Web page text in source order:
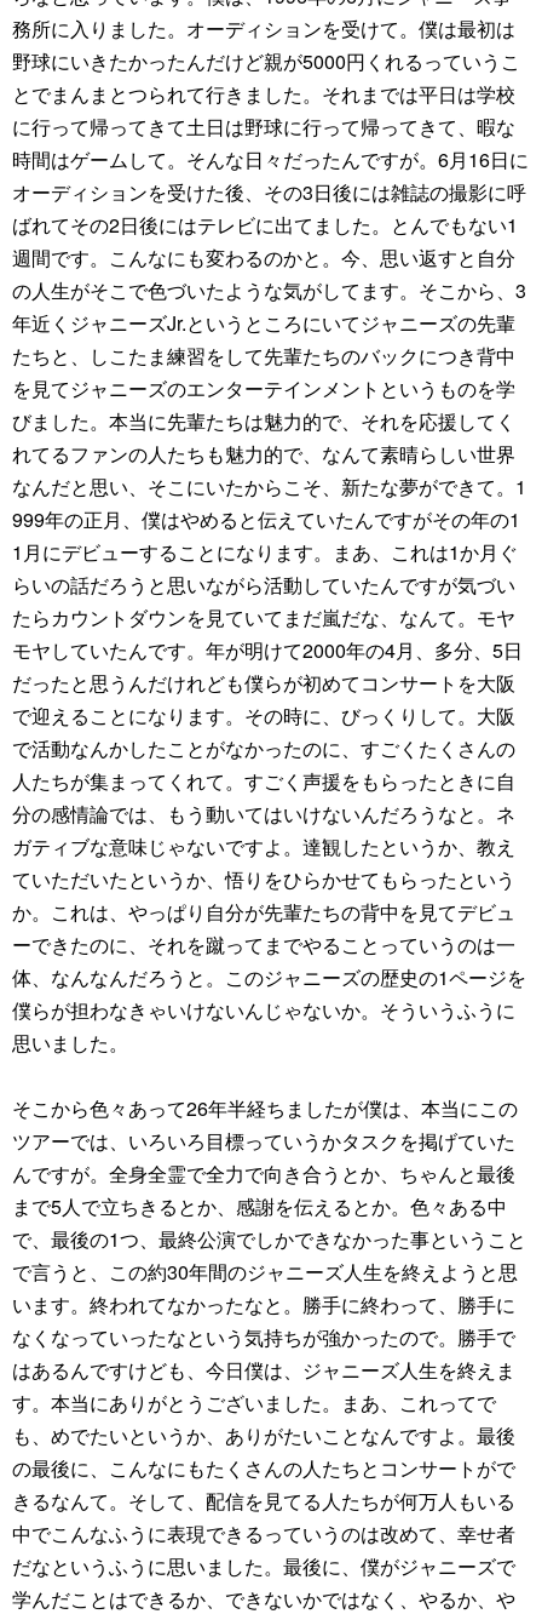
務所に入りました。オーディションを受けて。僕は最初は
野球にいきたかったんだけど親が5000円くれるっていうこ
とでまんまとつられて行きました。それまでは平日は学校
に行って帰ってきて土日は野球に行って帰ってきて、暇な
時間はゲームして。そんな日々だったんですが。6月16日に
オーディションを受けた後、その3日後には雑誌の撮影に呼
ばれてその2日後にはテレビに出てました。とんでもない1
週間です。こんなにも変わるのかと。今、思い返すと自分
の人生がそこで色づいたような気がしてます。そこから、3
年近くジャニーズJr.というところにいてジャニーズの先輩
たちと、しこたま練習をして先輩たちのバックにつき背中
を見てジャニーズのエンターテインメントというものを学
びました。本当に先輩たちは魅力的で、それを応援してく
れてるファンの人たちも魅力的で、なんて素晴らしい世界
なんだと思い、そこにいたからこそ、新たな夢ができて。1
999年の正月、僕はやめると伝えていたんですがその年の1
1月にデビューすることになります。まあ、これは1か月ぐ
らいの話だろうと思いながら活動していたんですが気づい
たらカウントダウンを見ていてまだ嵐だな、なんて。モヤ
モヤしていたんです。年が明けて2000年の4月、多分、5日
だったと思うんだけれども僕らが初めてコンサートを大阪
で迎えることになります。その時に、びっくりして。大阪
で活動なんかしたことがなかったのに、すごくたくさんの
人たちが集まってくれて。すごく声援をもらったときに自
分の感情論では、もう動いてはいけないんだろうなと。ネ
ガティブな意味じゃないですよ。達観したというか、教え
ていただいたというか、悟りをひらかせてもらったという
か。これは、やっぱり自分が先輩たちの背中を見てデビュ
ーできたのに、それを蹴ってまでやることっていうのは一
体、なんなんだろうと。このジャニーズの歴史の1ページを
僕らが担わなきゃいけないんじゃないか。そういうふうに
思いました。
そこから色々あって26年半経ちましたが僕は、本当にこの
ツアーでは、いろいろ目標っていうかタスクを掲げていた
んですが。全身全霊で全力で向き合うとか、ちゃんと最後
まで5人で立ちきるとか、感謝を伝えるとか。色々ある中
で、最後の1つ、最終公演でしかできなかった事ということ
で言うと、この約30年間のジャニーズ人生を終えようと思
います。終われてなかったなと。勝手に終わって、勝手に
なくなっていったなという気持ちが強かったので。勝手で
はあるんですけども、今日僕は、ジャニーズ人生を終えま
す。本当にありがとうございました。まあ、これってで
も、めでたいというか、ありがたいことなんですよ。最後
の最後に、こんなにもたくさんの人たちとコンサートがで
きるなんて。そして、配信を見てる人たちが何万人もいる
中でこんなふうに表現できるっていうのは改めて、幸せ者
だなというふうに思いました。最後に、僕がジャニーズで
学んだことはできるか、できないかではなく、やるか、や